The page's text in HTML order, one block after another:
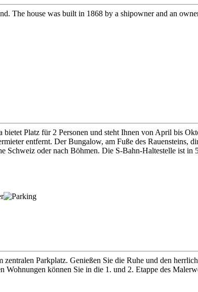
The house was built in 1868 by a shipowner and an
bietet Platz für 2 Personen und steht Ihnen von April bis
entfernt. Der Bungalow, am Fuße des Rauensteins,
Schweiz oder nach Böhmen. Die S-Bahn-Haltestelle ist
zentralen Parkplatz. Genießen Sie die Ruhe und den
können Sie in die 1. und 2. Etappe des